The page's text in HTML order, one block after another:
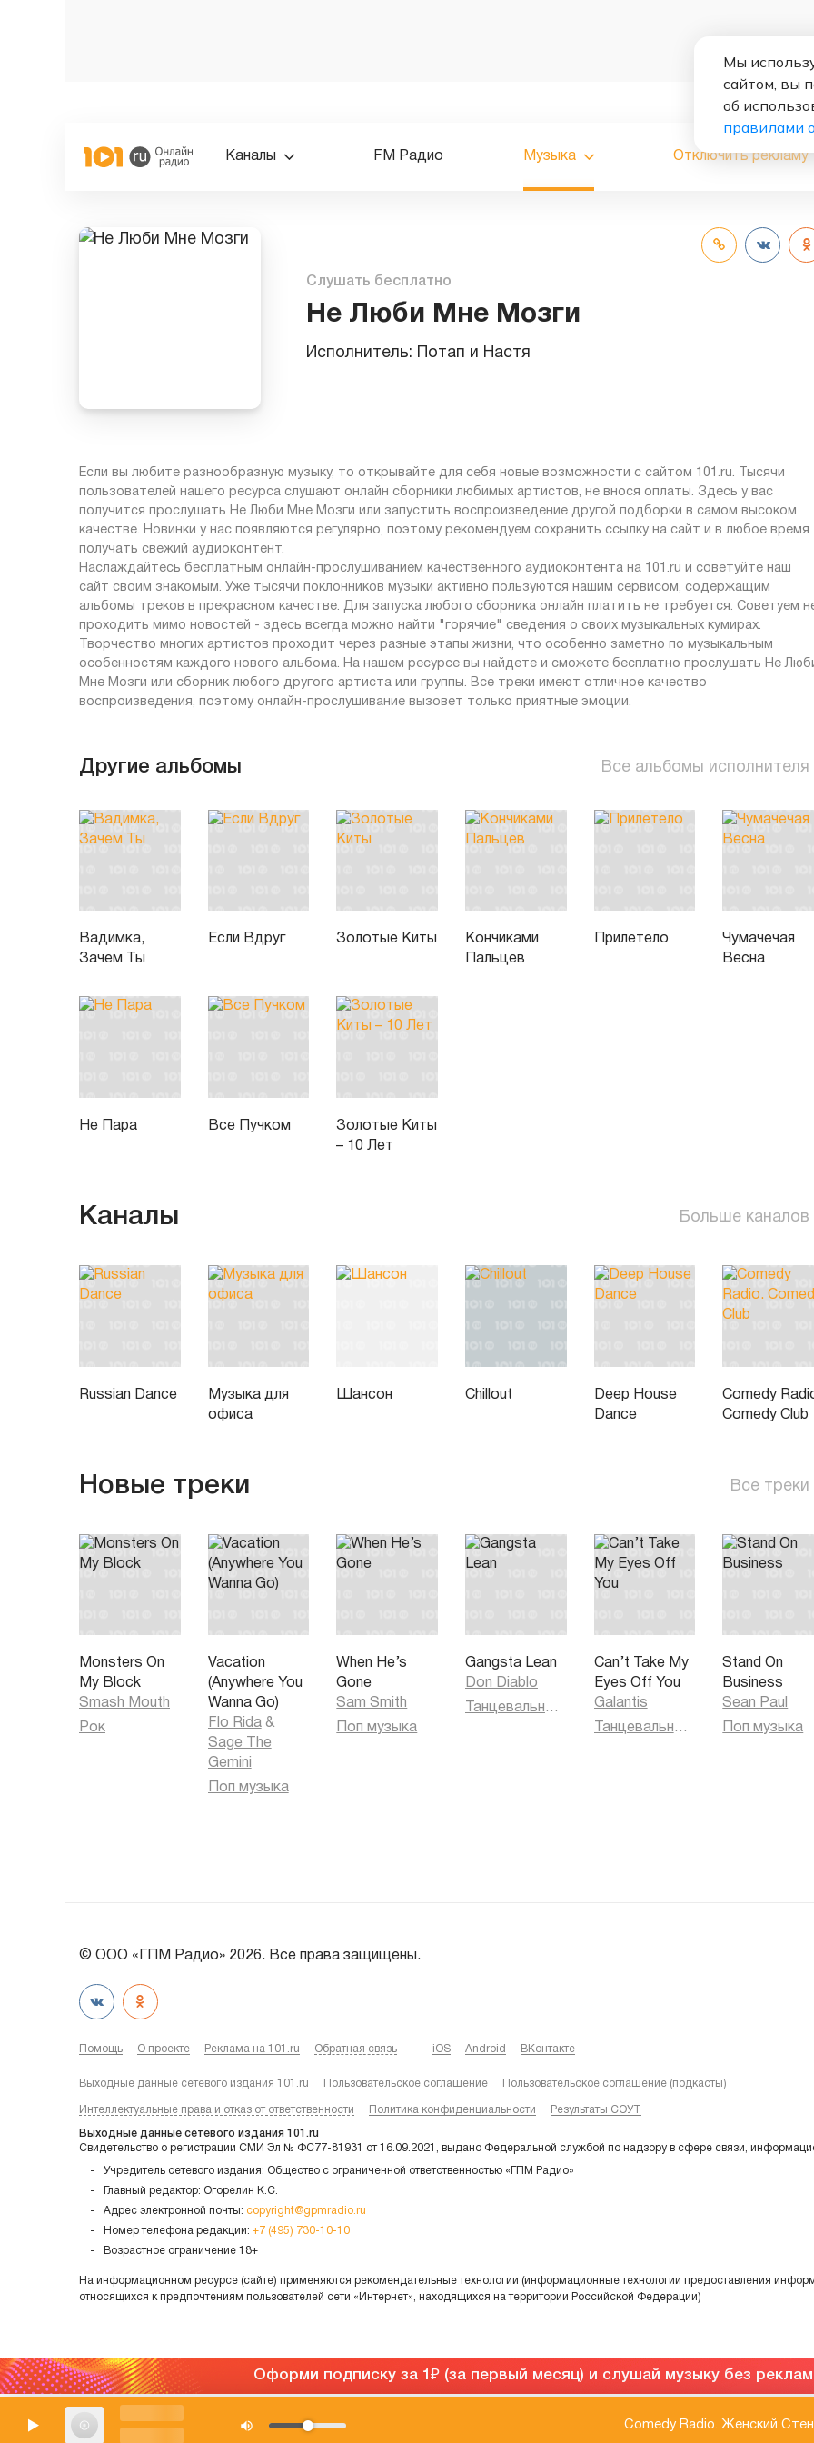
Каналы FM Радио Музыка Отключить рекламу
Слушать бесплатно
Не Люби Мне Мозги
Исполнитель: Потап и Настя
Если вы любите разнообразную музыку, то открывайте для себя новые возможности с сайтом 101.ru. Тысячи
пользователей нашего ресурса слушают онлайн сборники любимых артистов, не внося оплаты. Здесь у вас
получится прослушать Не Люби Мне Мозги или запустить воспроизведение другой подборки в самом высоком
качестве. Новинки у нас появляются регулярно, поэтому рекомендуем сохранить ссылку на сайт и в любое время
получать свежий аудиоконтент.
Наслаждайтесь бесплатным онлайн-прослушиванием качественного аудиоконтента на 101.ru и советуйте наш
сайт своим знакомым. Уже тысячи поклонников музыки активно пользуются нашим сервисом, содержащим
альбомы треков в прекрасном качестве. Для запуска любого сборника онлайн платить не требуется. Советуем
проходить мимо новостей - здесь всегда можно найти "горячие" сведения о своих музыкальных кумирах.
Творчество многих артистов проходит через разные этапы жизни, что особенно заметно по музыкальным
особенностям каждого нового альбома. На нашем ресурсе вы найдете и сможете бесплатно прослушать Не
Мне Мозги или сборник любого другого артиста или группы. Все треки имеют отличное качество
воспроизведения, поэтому онлайн-прослушивание вызовет только приятные эмоции.
Другие альбомы Все альбомы исполнителя
Вадимка,
Зачем Ты
Если Вдруг Золотые Киты
Кончиками
Пальцев
Прилетело
Чумачечая
Весна
Не Пара Все Пучком
Золотые Киты
– 10 Лет
Каналы Больше каналов
Russian Dance
Музыка для
офиса
Шансон Chillout
Deep House
Dance
Comedy
Comedy Club
Новые треки Все треки
Monsters On
My Block
Smash Mouth
Рок
Vacation
(Anywhere You
Wanna Go)
Flo Rida &
Sage The
Gemini
Поп музыка
When He’s
Gone
Sam Smith
Поп музыка
Gangsta Lean
Don Diablo
Can’t Take My
Eyes Off You
Galantis
Stand On
Business
Sean Paul
Поп музыка
© ООО «ГПМ Радио» 2026. Все права защищены.
Помощь О проекте Реклама на 101.ru Обратная связь iOS Android ВКонтакте
Выходные данные сетевого издания 101.ru Пользовательское соглашение Пользовательское соглашение (подкасты)
Интеллектуальные права и отказ от ответственности Политика конфиденциальности Результаты СОУТ
Выходные данные сетевого издания 101.ru
Свидетельство о регистрации СМИ Эл № ФС77-81931 от 16.09.2021, выдано Федеральной службой по надзору в сфере связи,
Учредитель сетевого издания: Общество с ограниченной ответственностью «ГПМ Радио»
Главный редактор: Огорелин К.С.
Адрес электронной почты: copyright@gpmradio.ru
Номер телефона редакции: +7 (495) 730-10-10
Возрастное ограничение 18+
На информационном ресурсе (сайте) применяются рекомендательные технологии (информационные технологии предоставления
относящихся к предпочтениям пользователей сети «Интернет», находящихся на территории Российской Федерации)
Оформи подписку за 1 (за первый месяц) и слушай музыку без
Comedy Radio. Женский
Мы
сайтом, вы
об
правилами